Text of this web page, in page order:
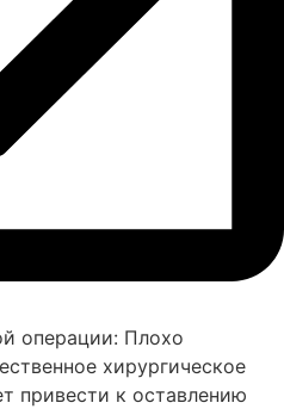
операции: Плохо
хирургическое
привести к оставлению